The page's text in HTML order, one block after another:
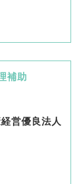
補助
営優良法人